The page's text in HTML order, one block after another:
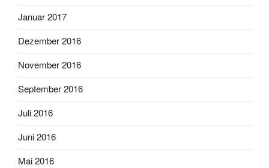
Januar 2017
Dezember 2016
November 2016
September 2016
Juli 2016
Juni 2016
Mai 2016